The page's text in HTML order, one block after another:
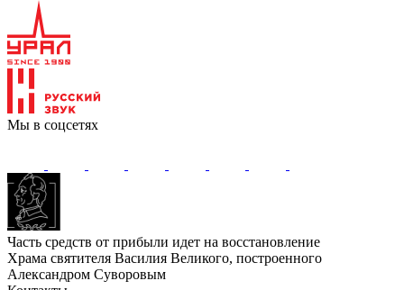
Мы в соцсетях
Часть средств от прибыли идет на восстановление
Храма святителя Василия Великого, построенного
Александром Суворовым